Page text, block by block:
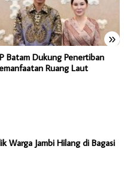
»
Batam Dukung Penertiban
Ruang Laut
Warga Jambi Hilang di Bagasi